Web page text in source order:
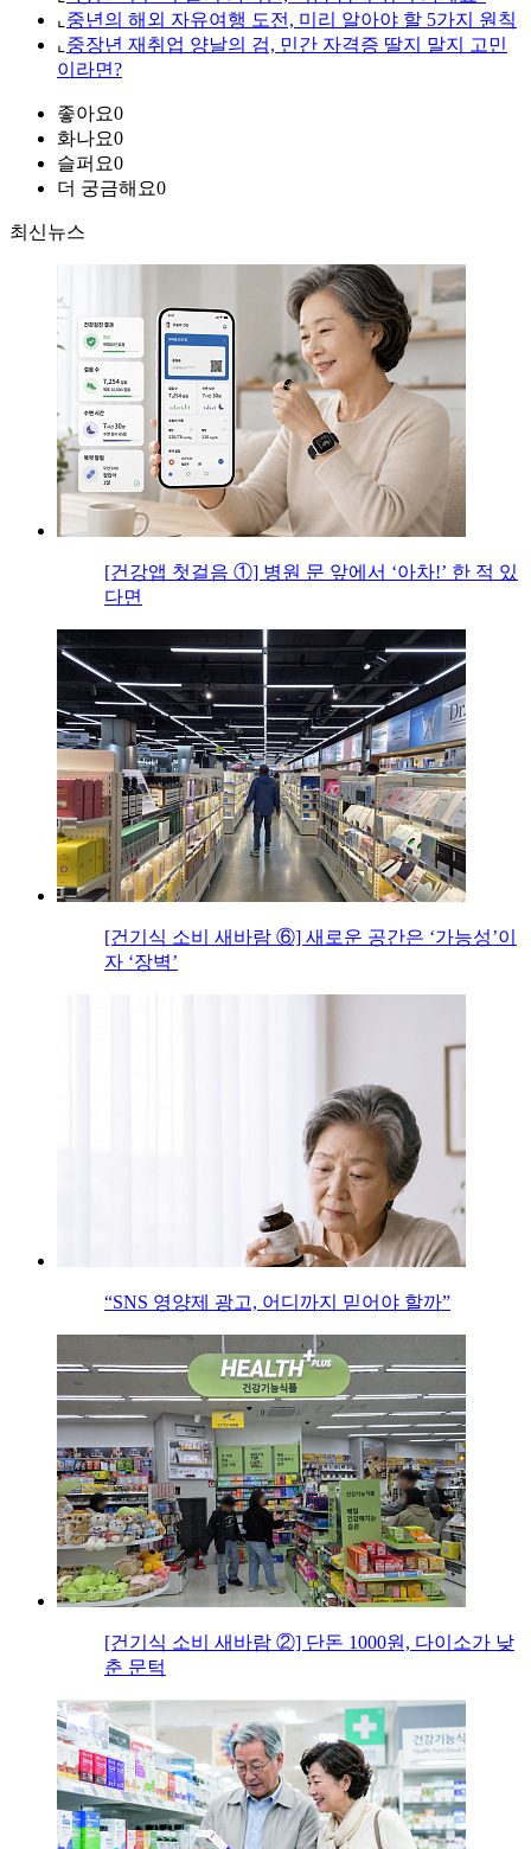
⌞ 중년의 해외 자유여행 도전, 미리 알아야 할 5가지 원칙
⌞ 중장년 재취업 양날의 검, 민간 자격증 딸지 말지 고민
이라면?
좋아요0
화나요0
슬퍼요0
더 궁금해요0
최신뉴스
[건강앱 첫걸음 ①] 병원 문 앞에서 ‘아차!’ 한 적 있
다면
[건기식 소비 새바람 ⑥] 새로운 공간은 ‘가능성’이
자 ‘장벽’
“SNS 영양제 광고, 어디까지 믿어야 할까”
[건기식 소비 새바람 ②] 단돈 1000원, 다이소가 낮
춘 문턱